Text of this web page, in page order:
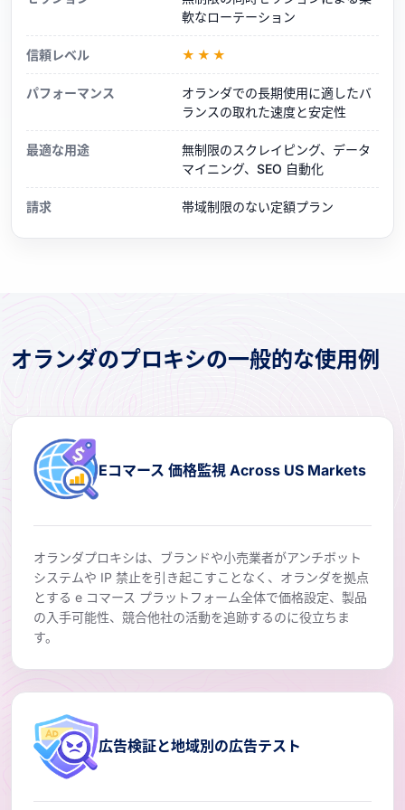
軟なローテーション
信頼レベル ★★★
パフォーマンス
オランダでの長期使用に適したバ
ランスの取れた速度と安定性
最適な用途
無制限のスクレイピング、データ
マイニング、SEO 自動化
請求 帯域制限のない定額プラン
オランダのプロキシの一般的な使用例
Eコマース 価格監視 Across US Markets
オランダプロキシは、ブランドや小売業者がアンチボット
システムや IP 禁止を引き起こすことなく、オランダを拠点
とする e コマース プラットフォーム全体で価格設定、製品
の入手可能性、競合他社の活動を追跡するのに役立ちま
す。
広告検証と地域別の広告テスト